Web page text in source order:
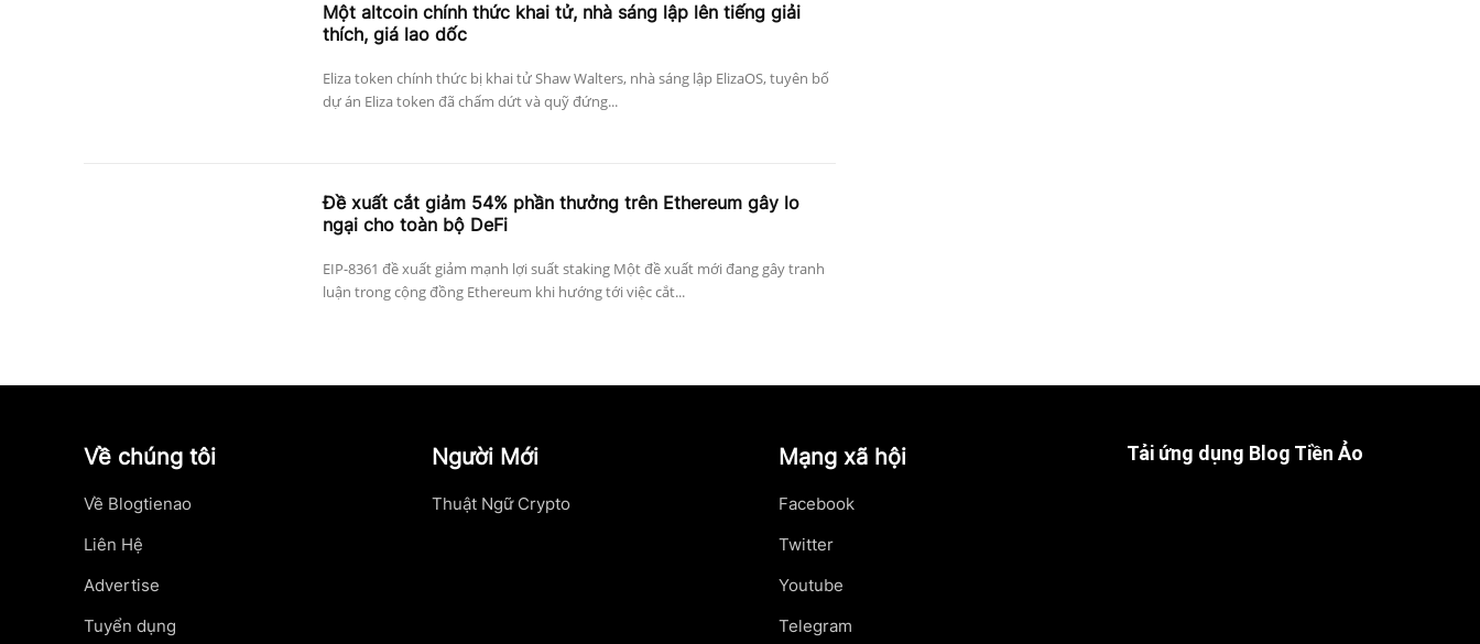
Một altcoin chính thức khai tử, nhà sáng lập lên tiếng giải
thích, giá lao dốc
Eliza token chính thức bị khai tử Shaw Walters, nhà sáng lập ElizaOS, tuyên bố
dự án Eliza token đã chấm dứt và quỹ đứng...
Đề xuất cắt giảm 54% phần thưởng trên Ethereum gây lo
ngại cho toàn bộ DeFi
EIP-8361 đề xuất giảm mạnh lợi suất staking Một đề xuất mới đang gây tranh
luận trong cộng đồng Ethereum khi hướng tới việc cắt...
Về chúng tôi
Về Blogtienao
Liên Hệ
Advertise
Tuyển dụng
Người Mới
Thuật Ngữ Crypto
Mạng xã hội
Facebook
Twitter
Youtube
Telegram
Tải ứng dụng Blog Tiền Ảo